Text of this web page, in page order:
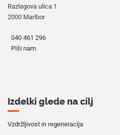
Razlagova ulica 1
2000 Maribor
040 461 296
Piši nam
Izdelki glede na cilj
Vzdržljivost in regeneracija